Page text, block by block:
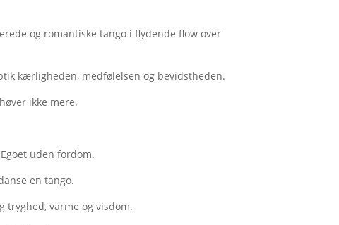
og romantiske tango i flydende flow over
kærligheden, medfølelsen og bevidstheden.
ikke mere.
uden fordom.
en tango.
tryghed, varme og visdom.